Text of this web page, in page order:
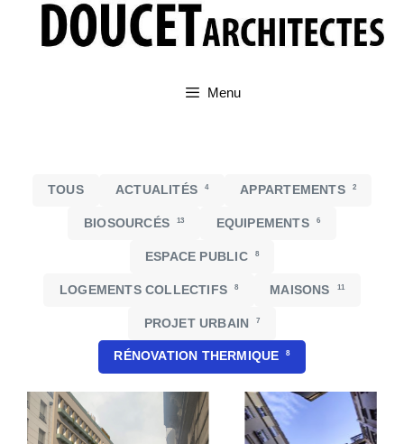
contenu
Menu
TOUS ACTUALITÉS 4 APPARTEMENTS 2
BIOSOURCÉS 13 EQUIPEMENTS 6
ESPACE PUBLIC 8
LOGEMENTS COLLECTIFS 8 MAISONS 11
PROJET URBAIN 7
RÉNOVATION THERMIQUE 8